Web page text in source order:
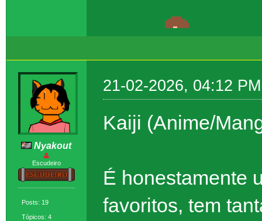
Nyakout
Escudeiro
Posts: 19
Tópicos: 4
21-02-2026, 04:12 PM
Kaiji (Anime/
É honestamente
favoritos, tem